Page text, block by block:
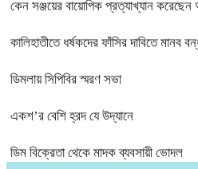
কেন সঞ্জয়ের বায়োপিক প্রত্যাখ্যান করেছেন
কালিহাতীতে ধর্ষকদের ফাঁসির দাবিতে মানব
ডিমলায় সিপিবির স্মরণ সভা
একশ’র বেশি হ্রদ যে উদ্যানে
ডিম বিক্রেতা থেকে মাদক ব্যবসায়ী ভোদল